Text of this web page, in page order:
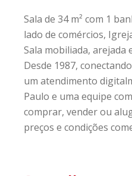
Sala de 34 m² com 1
lado de comércios,
Sala mobiliada, arejada
Desde 1987,
um atendimento
Paulo e uma equipe
comprar, vender ou
preços e condições